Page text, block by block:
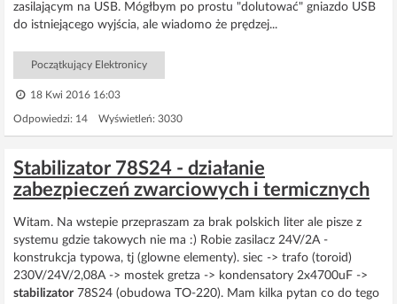
zasilającym na USB. Mógłbym po prostu "dolutować" gniazdo USB
do istniejącego wyjścia, ale wiadomo że prędzej...
Początkujący Elektronicy
18 Kwi 2016 16:03
Odpowiedzi: 14 Wyświetleń: 3030
Stabilizator 78S24 - działanie
zabezpieczeń zwarciowych i termicznych
Witam. Na wstepie przepraszam za brak polskich liter ale pisze z
systemu gdzie takowych nie ma :) Robie zasilacz 24V/2A -
konstrukcja typowa, tj (glowne elementy). siec -> trafo (toroid)
230V/24V/2,08A -> mostek gretza -> kondensatory 2x4700uF ->
stabilizator78S24 (obudowa TO-220). Mam kilka pytan co do tego